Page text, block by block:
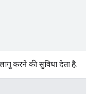
करने की सुविधा देता है.